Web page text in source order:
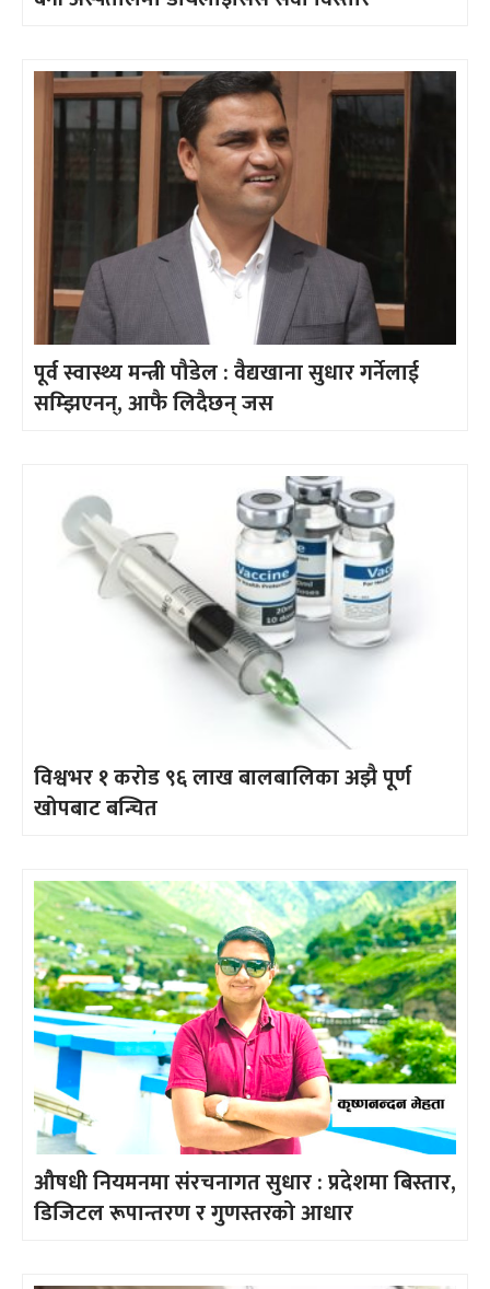
पूर्व स्वास्थ्य मन्त्री पौडेल : वैद्यखाना सुधार गर्नेलाई
सम्झिएनन्, आफै लिदैछन् जस
विश्वभर १ करोड ९६ लाख बालबालिका अझै पूर्ण
खोपबाट बन्चित
औषधी नियमनमा संरचनागत सुधार : प्रदेशमा बिस्तार,
डिजिटल रूपान्तरण र गुणस्तरको आधार